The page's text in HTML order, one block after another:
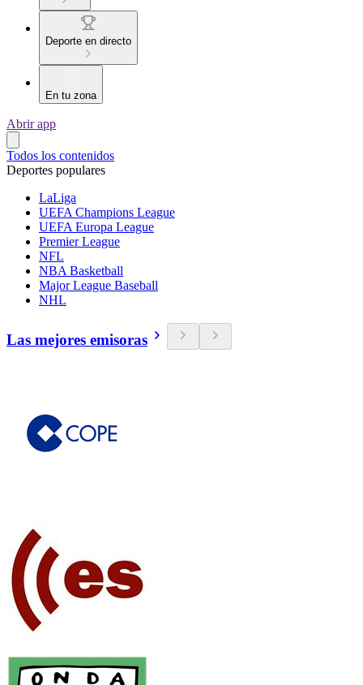
Deporte en directo
En tu zona
Abrir app
Todos los contenidos
Deportes populares
LaLiga
UEFA Champions League
UEFA Europa League
Premier League
NFL
NBA Basketball
Major League Baseball
NHL
Las mejores emisoras